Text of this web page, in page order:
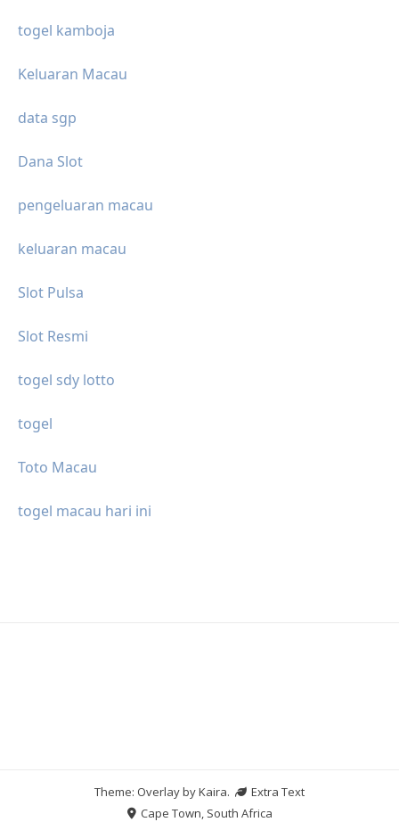
togel kamboja
Keluaran Macau
data sgp
Dana Slot
pengeluaran macau
keluaran macau
Slot Pulsa
Slot Resmi
togel sdy lotto
togel
Toto Macau
togel macau hari ini
Theme: Overlay byKaira.
Extra Text
Cape Town, South Africa